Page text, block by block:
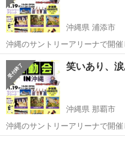
沖縄県 浦添市
沖縄のサントリーアリーナで開催し
いことが大好き♪ 🌟思い出作りたい(^o^) 🌟体を動かすことが好き！
沖縄 浦添市 スポーツ
笑いあり、涙
沖縄県 那覇市
沖縄のサントリーアリーナで開催し
いことが大好き♪ 🌟思い出作りたい(^o^) 🌟体を動かすことが好き！